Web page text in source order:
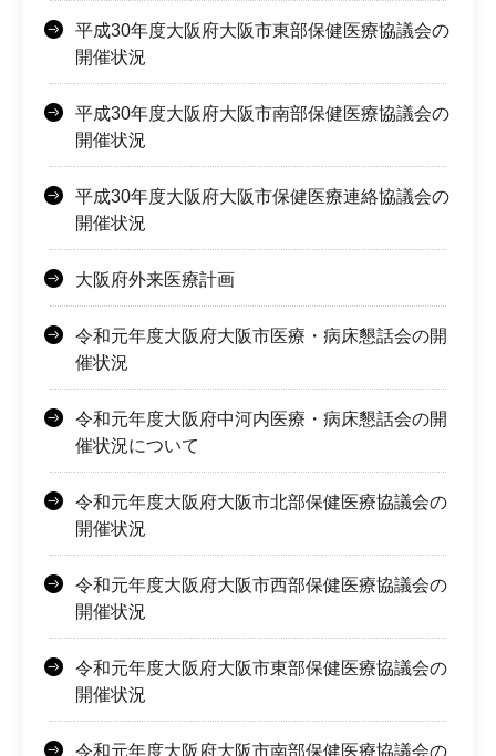
平成30年度大阪府大阪市東部保健医療協議会の
開催状況
平成30年度大阪府大阪市南部保健医療協議会の
開催状況
平成30年度大阪府大阪市保健医療連絡協議会の
開催状況
大阪府外来医療計画
令和元年度大阪府大阪市医療・病床懇話会の開
催状況
令和元年度大阪府中河内医療・病床懇話会の開
催状況について
令和元年度大阪府大阪市北部保健医療協議会の
開催状況
令和元年度大阪府大阪市西部保健医療協議会の
開催状況
令和元年度大阪府大阪市東部保健医療協議会の
開催状況
令和元年度大阪府大阪市南部保健医療協議会の